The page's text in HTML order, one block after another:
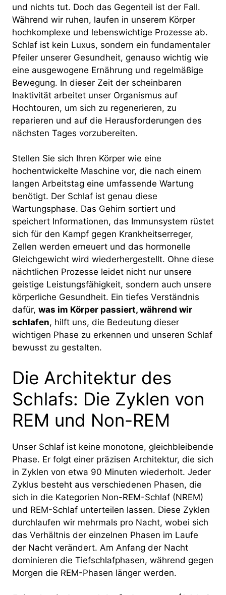
und nichts tut. Doch das Gegenteil ist der Fall.
Während wir ruhen, laufen in unserem Körper
hochkomplexe und lebenswichtige Prozesse ab.
Schlaf ist kein Luxus, sondern ein fundamentaler
Pfeiler unserer Gesundheit, genauso wichtig wie
eine ausgewogene Ernährung und regelmäßige
Bewegung. In dieser Zeit der scheinbaren
Inaktivität arbeitet unser Organismus auf
Hochtouren, um sich zu regenerieren, zu
reparieren und auf die Herausforderungen des
nächsten Tages vorzubereiten.
Stellen Sie sich Ihren Körper wie eine
hochentwickelte Maschine vor, die nach einem
langen Arbeitstag eine umfassende Wartung
benötigt. Der Schlaf ist genau diese
Wartungsphase. Das Gehirn sortiert und
speichert Informationen, das Immunsystem rüstet
sich für den Kampf gegen Krankheitserreger,
Zellen werden erneuert und das hormonelle
Gleichgewicht wird wiederhergestellt. Ohne diese
nächtlichen Prozesse leidet nicht nur unsere
geistige Leistungsfähigkeit, sondern auch unsere
körperliche Gesundheit. Ein tiefes Verständnis
dafür, was im Körper passiert, während wir
schlafen, hilft uns, die Bedeutung dieser
wichtigen Phase zu erkennen und unseren Schlaf
bewusst zu gestalten.
Die Architektur des
Schlafs: Die Zyklen von
REM und Non-REM
Unser Schlaf ist keine monotone, gleichbleibende
Phase. Er folgt einer präzisen Architektur, die sich
in Zyklen von etwa 90 Minuten wiederholt. Jeder
Zyklus besteht aus verschiedenen Phasen, die
sich in die Kategorien Non-REM-Schlaf (NREM)
und REM-Schlaf unterteilen lassen. Diese Zyklen
durchlaufen wir mehrmals pro Nacht, wobei sich
das Verhältnis der einzelnen Phasen im Laufe
der Nacht verändert. Am Anfang der Nacht
dominieren die Tiefschlafphasen, während gegen
Morgen die REM-Phasen länger werden.